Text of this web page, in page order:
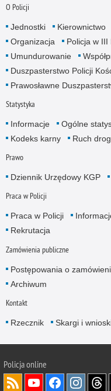
O Policji
Jednostki Kierownictwo
Organizacja
Policja w III
Umundurowanie
Duszpasterstwo Policji
Prawosławne
Statystyka
Informacje Ogólne
Kodeks karny
Ruch
Prawo
Dziennik Urzędowy KGP
Praca w Policji
Praca w Policji
Rekrutacja
Zamówienia publiczne
Postępowania o
Archiwum
Kontakt
Rzecznik Skargi i
Policjaonline